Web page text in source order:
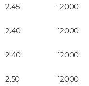
2.45 12000
2.40 12000
2.40 12000
2.50 12000